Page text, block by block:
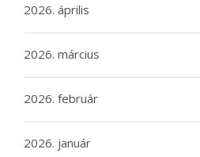
2026. április
2026. március
2026. február
2026. január